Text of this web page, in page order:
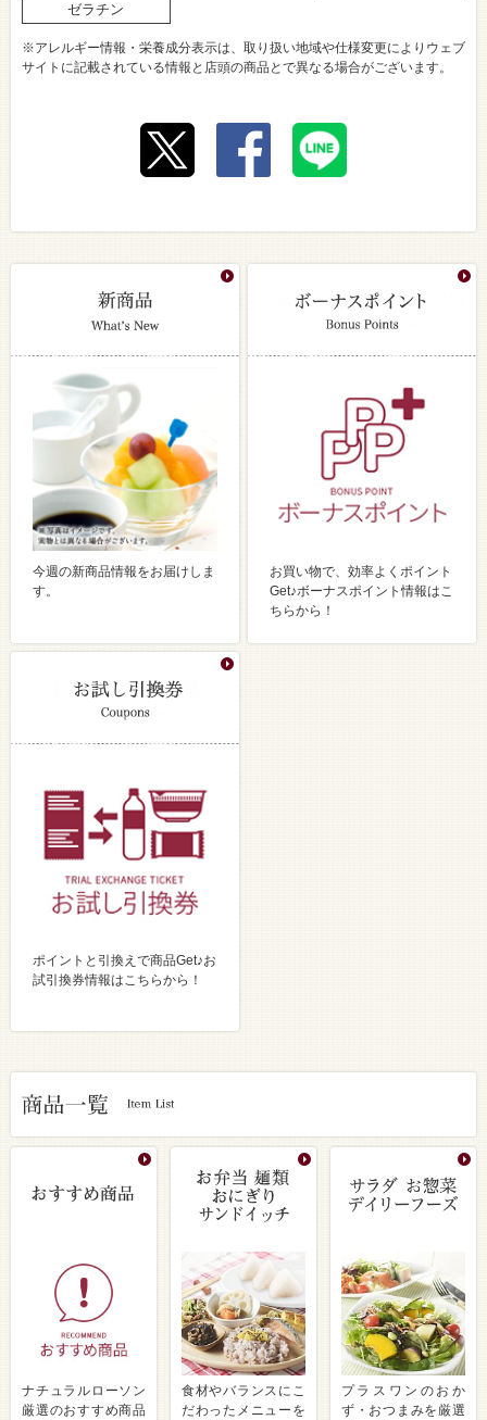
ゼラチン
※アレルギー情報・栄養成分表示は、取り扱い地域や仕様変更によりウェブ
サイトに記載されている情報と店頭の商品とで異なる場合がございます。
今週の新商品情報をお届けしま
す。
お買い物で、効率よくポイント
Get♪ボーナスポイント情報はこ
ちらから！
ポイントと引換えで商品Get♪お
試引換券情報はこちらから！
ナチュラルローソン
厳選のおすすめ商品
食材やバランスにこ
だわったメニューを
プラスワンのおか
ず・おつまみを厳選